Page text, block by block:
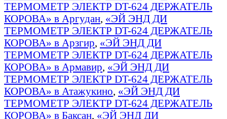
ТЕРМОМЕТР ЭЛЕКТР DT-624 ДЕРЖАТЕЛЬ
КОРОВА» в Аргудан, «ЭЙ ЭНД ДИ
ТЕРМОМЕТР ЭЛЕКТР DT-624 ДЕРЖАТЕЛЬ
КОРОВА» в Арзгир, «ЭЙ ЭНД ДИ
ТЕРМОМЕТР ЭЛЕКТР DT-624 ДЕРЖАТЕЛЬ
КОРОВА» в Армавир, «ЭЙ ЭНД ДИ
ТЕРМОМЕТР ЭЛЕКТР DT-624 ДЕРЖАТЕЛЬ
КОРОВА» в Атажукино, «ЭЙ ЭНД ДИ
ТЕРМОМЕТР ЭЛЕКТР DT-624 ДЕРЖАТЕЛЬ
КОРОВА» в Баксан, «ЭЙ ЭНД ДИ